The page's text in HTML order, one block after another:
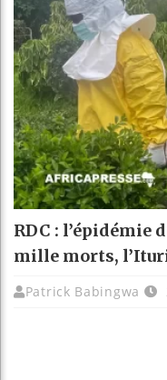
RDC : l’épidémie
mille morts,
Patrick Babingwa